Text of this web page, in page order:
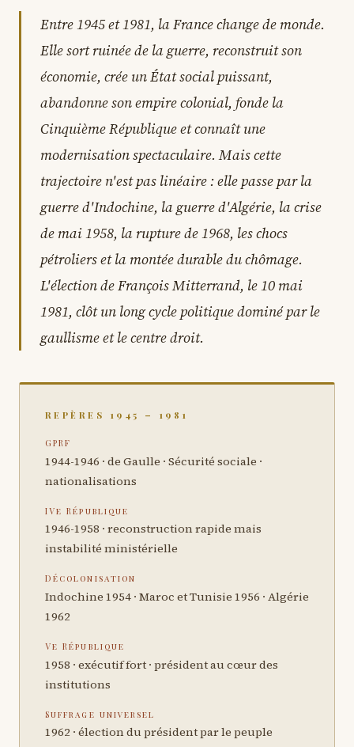
Entre 1945 et 1981, la France change de monde.
Elle sort ruinée de la guerre, reconstruit son
économie, crée un État social puissant,
abandonne son empire colonial, fonde la
Cinquième République et connaît une
modernisation spectaculaire. Mais cette
trajectoire n'est pas linéaire : elle passe par la
guerre d'Indochine, la guerre d'Algérie, la crise
de mai 1958, la rupture de 1968, les chocs
pétroliers et la montée durable du chômage.
L'élection de François Mitterrand, le 10 mai
1981, clôt un long cycle politique dominé par le
gaullisme et le centre droit.
REPÈRES 1945 – 1981
GPRF
1944-1946 · de Gaulle · Sécurité sociale ·
nationalisations
IVe République
1946-1958 · reconstruction rapide mais
instabilité ministérielle
Décolonisation
Indochine 1954 · Maroc et Tunisie 1956 · Algérie
1962
Ve République
1958 · exécutif fort · président au cœur des
institutions
Suffrage universel
1962 · élection du président par le peuple